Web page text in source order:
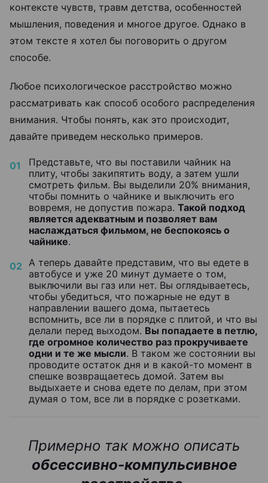
контексте чувств, травм детства, особенностей
мышления, поведения и многое другое. Однако в
этом тексте я хотел бы поговорить о другом
способе.
Любое психологическое расстройство можно
рассматривать как способ особого распределения
внимания. Чтобы понять, как это происходит,
давайте приведем несколько примеров.
Представьте, что вы поставили чайник на
плиту, чтобы закипятить воду, а затем ушли
смотреть фильм. Вы выделили 20% внимания,
чтобы помнить о чайнике и выключить его
вовремя, не допустив пожара. Такой подход
является адекватным и позволяет вам
наслаждаться фильмом, не беспокоясь о
чайнике.
А теперь давайте представим, что вы едете в
автобусе и уже 20 минут думаете о том,
выключили вы газ или нет. Вы оглядываетесь,
чтобы убедиться, что пожарные не едут в
направлении вашего дома, пытаетесь
вспомнить, все ли в порядке с плитой, и что вы
делали перед выходом. Вы попадаете в петлю,
где огромное количество раз прокручиваете
одни и те же мысли. В таком же состоянии вы
проводите остаток дня и в какой-то момент в
спешке возвращаетесь домой. Затем вы
выдыхаете и снова едете по делам, при этом
думая о том, все ли в порядке с розетками.
Примерно так можно описать
обсессивно-компульсивное